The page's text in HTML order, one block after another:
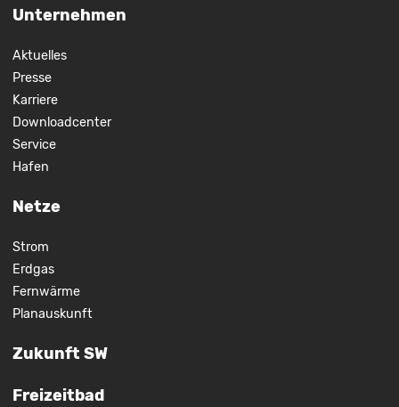
Unternehmen
Aktuelles
Presse
Karriere
Downloadcenter
Service
Hafen
Netze
Strom
Erdgas
Fernwärme
Planauskunft
Zukunft SW
Freizeitbad